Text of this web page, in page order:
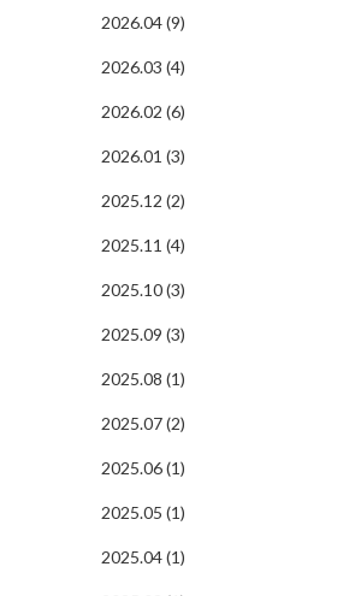
2026.04 (9)
2026.03 (4)
2026.02 (6)
2026.01 (3)
2025.12 (2)
2025.11 (4)
2025.10 (3)
2025.09 (3)
2025.08 (1)
2025.07 (2)
2025.06 (1)
2025.05 (1)
2025.04 (1)